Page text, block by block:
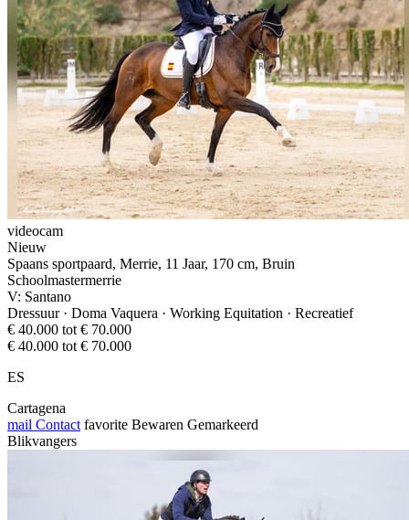
videocam
Nieuw
Spaans sportpaard, Merrie, 11 Jaar, 170 cm, Bruin
Schoolmastermerrie
V: Santano
Dressuur · Doma Vaquera · Working Equitation · Recreatief
€ 40.000 tot € 70.000
€ 40.000 tot € 70.000
ES
Cartagena
mail Contact favorite Bewaren Gemarkeerd
Blikvangers